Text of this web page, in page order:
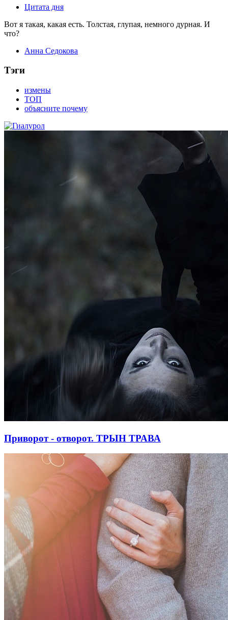
Цитата дня
Вот я такая, какая есть. Толстая, глупая, немного дурная. И
что?
Анна Седокова
Тэги
измены
ТОП
объясните почему
Приворот - отворот. ТРЫН ТРАВА